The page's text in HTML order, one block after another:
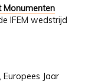
Monumenten
IFEM wedstrijd
Jaar